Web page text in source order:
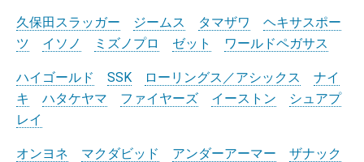
久保田スラッガー ジームス タマザワ
ヘキサスポー
ツ
イソノ ミズノプロ ゼット ワールドペガサス
ハイゴールド SSK ローリングス／アシックス
ナイ
キ
ハタケヤマ ファイヤーズ イーストン
シュアプ
レイ
オンヨネ マクダビッド アンダーアーマー
ザナック